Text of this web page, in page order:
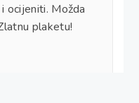
ocijeniti. Možda
plaketu!